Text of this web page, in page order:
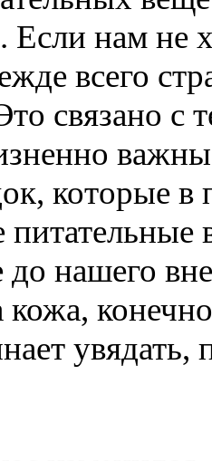
нам не
всего
связано с
которые в
до нашего
увядать,